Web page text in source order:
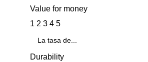
Value for money
1 2 3 4 5
Durability